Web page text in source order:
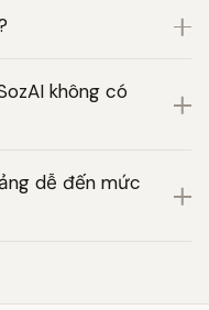
không có
dễ đến mức